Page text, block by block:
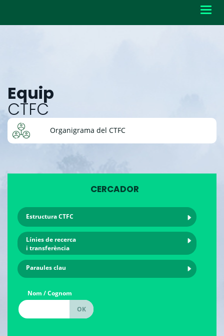
Equip
CTFC
Organigrama del CTFC
CERCADOR
Estructura CTFC
Línies de recerca
i transferència
Paraules clau
Nom / Cognom